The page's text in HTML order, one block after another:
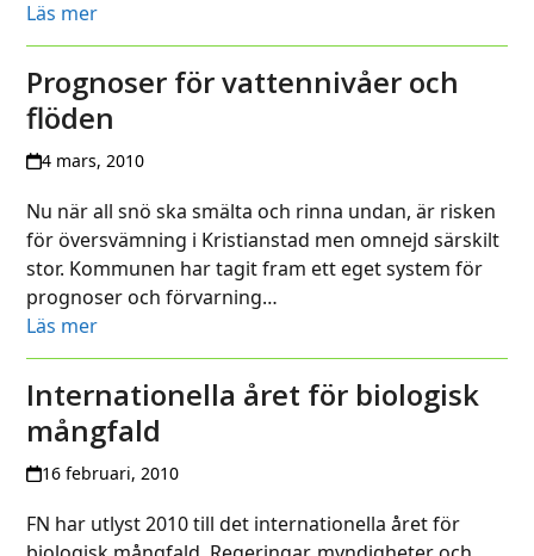
Läs mer
Prognoser för vattennivåer och
flöden
4 mars, 2010
Nu när all snö ska smälta och rinna undan, är risken
för översvämning i Kristianstad men omnejd särskilt
stor. Kommunen har tagit fram ett eget system för
prognoser och förvarning…
Läs mer
Internationella året för biologisk
mångfald
16 februari, 2010
FN har utlyst 2010 till det internationella året för